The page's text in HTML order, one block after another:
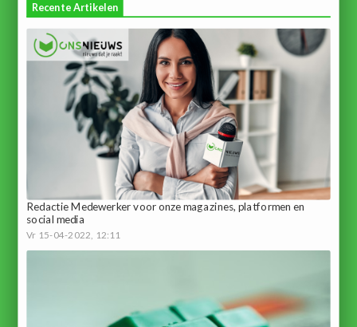
Recente Artikelen
Redactie Medewerker voor onze magazines, platformen en
social media
Vr 15-04-2022, 12:11